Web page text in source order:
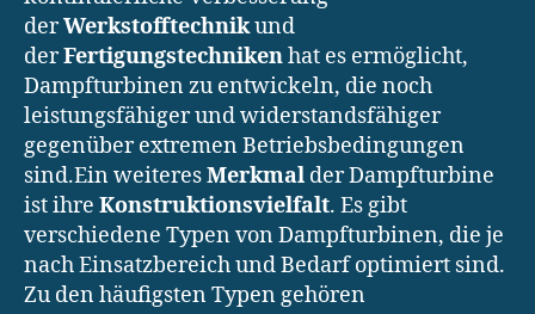
derWerkstofftechnikund
derFertigungstechnikenhat es ermöglicht,
Dampfturbinen zu entwickeln, die noch
leistungsfähiger und widerstandsfähiger
gegenüber extremen Betriebsbedingungen
sind.Ein weiteresMerkmal der Dampfturbine
ist ihre Konstruktionsvielfalt. Es gibt
verschiedene Typen von Dampfturbinen, die je
nach Einsatzbereich und Bedarf optimiert sind.
Zu den häufigsten Typen gehören